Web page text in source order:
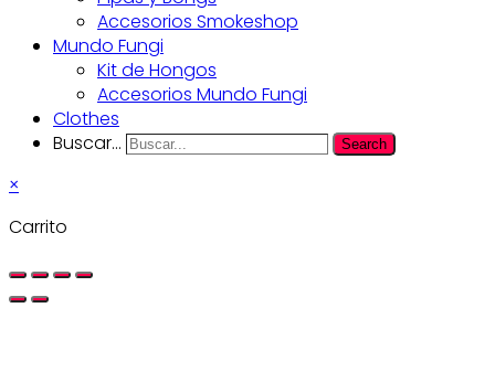
Accesorios Smokeshop
Mundo Fungi
Kit de Hongos
Accesorios Mundo Fungi
Clothes
Buscar...
Search
×
Carrito